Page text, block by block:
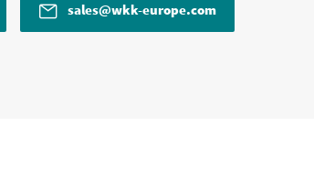
sales@wkk-europe.com